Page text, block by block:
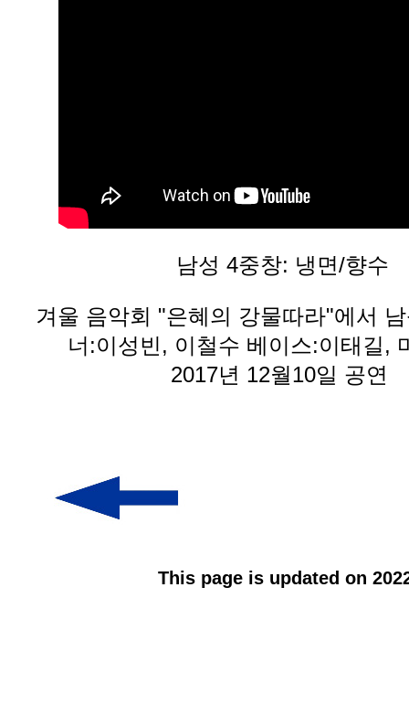
남성 4중창: 냉면/향수
겨울 음악회 "은혜의 강물따라"에서
너:이성빈, 이철수 베이스:이태길,
2017년 12월10일 공연
This page is updated on